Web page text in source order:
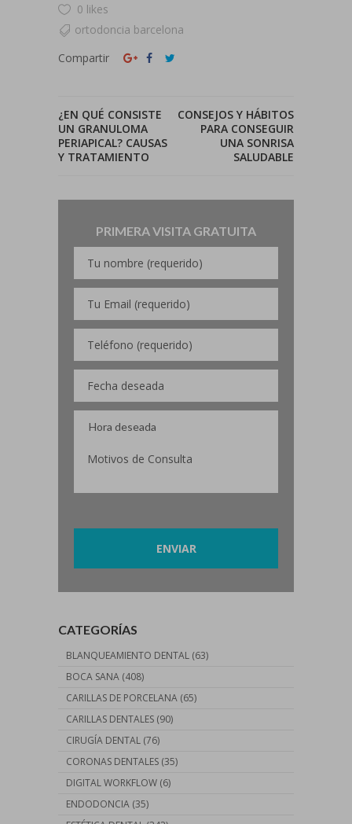
0 likes
ortodoncia barcelona
Compartir
¿EN QUÉ CONSISTE
UN GRANULOMA
PERIAPICAL? CAUSAS
Y TRATAMIENTO
CONSEJOS Y HÁBITOS
PARA CONSEGUIR
UNA SONRISA
SALUDABLE
PRIMERA VISITA GRATUITA
CATEGORÍAS
BLANQUEAMIENTO DENTAL (63)
BOCA SANA (408)
CARILLAS DE PORCELANA (65)
CARILLAS DENTALES (90)
CIRUGÍA DENTAL (76)
CORONAS DENTALES (35)
DIGITAL WORKFLOW (6)
ENDODONCIA (35)